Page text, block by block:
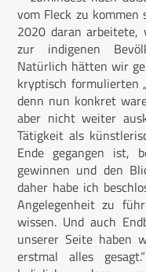
vom Fleck zu
2020 daran arbeitete,
zur indigenen
Natürlich hätten wir
kryptisch formulierten
denn nun konkret
aber nicht weiter
Tätigkeit als
Ende gegangen ist,
gewinnen und den
daher habe ich
Angelegenheit zu
wissen. Und auch
unserer Seite haben
erstmal alles